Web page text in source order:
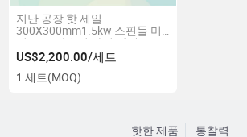
지난 공장 핫 세일
300X300mm1.5kw 스핀들 미
니 CNC 라우터 가격 판매
US$2,200.00/세트
1 세트(MOQ)
핫한 제품 통찰력